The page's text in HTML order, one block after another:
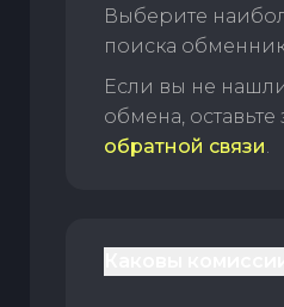
Выберите
поиска
Если вы не
обмена,
обратной связи.